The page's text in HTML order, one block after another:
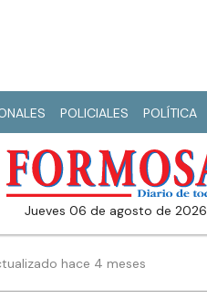
POLICIALES POLÍTICA
jueves 06 de agosto de 2026
hace 4 meses